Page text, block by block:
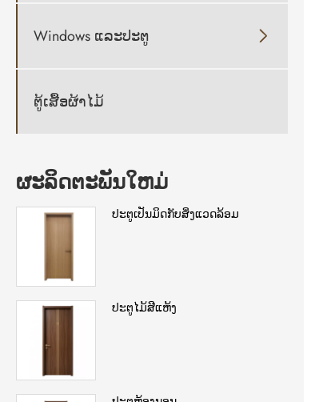
Windows ແລະປະຕູ 
ຕູ້ເສື້ອຜ້າໄມ້
ຜະລິດຕະພັນໃຫມ່
ປະຕູເປັນມິດກັບສິ່ງແວດລ້ອມ
ປະຕູໄມ້ສີແຫ້ງ